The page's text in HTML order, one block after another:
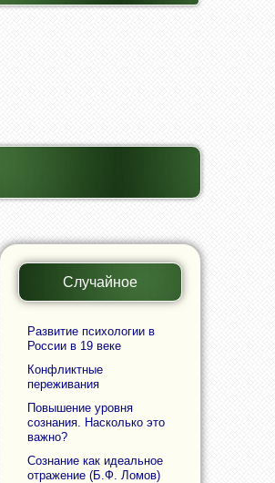
Случайное
Развитие психологии в
России в 19 веке
Конфликтные
переживания
Повышение уровня
сознания. Насколько это
важно?
Сознание как идеальное
отражение (Б.Ф. Ломов)